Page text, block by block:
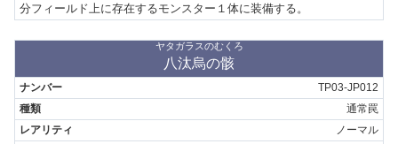
分フィールド上に存在するモンスター１体に装備する。
ヤタガラスのむくろ
八汰烏の骸
TP03-JP012
通常罠
ノーマル